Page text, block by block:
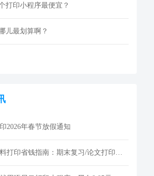
打印小程序最便宜？
儿最划算啊？
2026年春节放假通知
学生党资料打印省钱指南：期末复习/论文打印性价比技巧